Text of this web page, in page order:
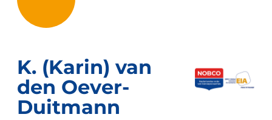
K. (Karin) van
den Oever-
Duitmann